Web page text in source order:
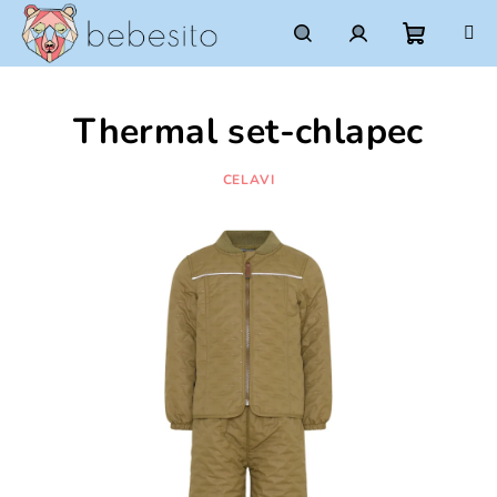
Prejsť
obsah
HľadaťPrihlásenie
košík
Thermal set-chlapec
CELAVI